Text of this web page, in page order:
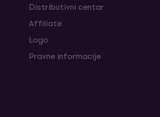
Distributivni centar
Affiliate
Logo
Pravne informacije